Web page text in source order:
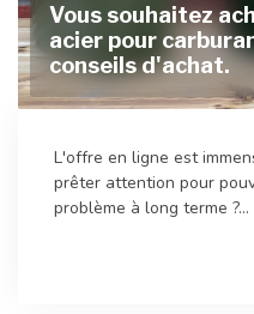
Vous souhaitez
acier pour
conseils d'achat.
L'offre en ligne est
prêter attention pour
problème à long terme ?...